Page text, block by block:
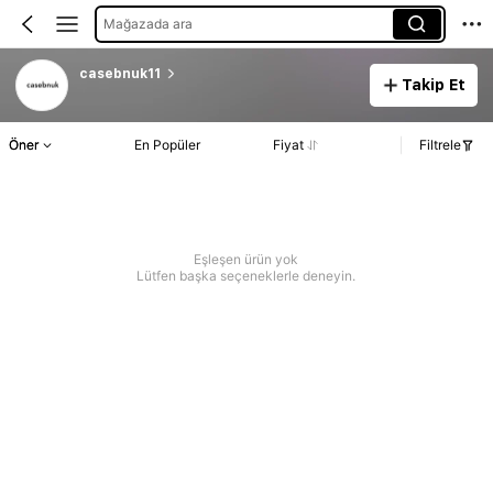
Mağazada ara
casebnuk11
Takip Et
Öner En Popüler Fiyat Filtrele
Eşleşen ürün yok
Lütfen başka seçeneklerle deneyin.